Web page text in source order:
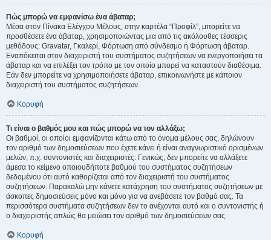
Πώς μπορώ να εμφανίσω ένα άβαταρ;
Μέσα στον Πίνακα Ελέγχου Μέλους, στην καρτέλα “Προφίλ”, μπορείτε να
προσθέσετε ένα άβαταρ, χρησιμοποιώντας μια από τις ακόλουθες τέσσερις
μεθόδους: Gravatar, Γκαλερί, Φόρτωση από σύνδεσμο ή Φόρτωση άβαταρ.
Εναπόκειται στον διαχειριστή του συστήματος συζητήσεων να ενεργοποιήσει τα
άβαταρ και να επιλέξει τον τρόπο με τον οποίο μπορεί να καταστούν διαθέσιμα.
Εάν δεν μπορείτε να χρησιμοποιήσετε άβαταρ, επικοινωνήστε με κάποιον
διαχειριστή του συστήματος συζητήσεων.
Κορυφή
Τι είναι ο βαθμός μου και πώς μπορώ να τον αλλάξω;
Οι βαθμοί, οι οποίοι εμφανίζονται κάτω από το όνομα μέλους σας, δηλώνουν
τον αριθμό των δημοσιεύσεων που έχετε κάνει ή είναι αναγνωριστικό ορισμένων
μελών, π.χ. συντονιστές και διαχειριστές. Γενικώς, δεν μπορείτε να αλλάξετε
άμεσα το κείμενο οποιουδήποτε βαθμού του συστήματος συζητήσεων
δεδομένου ότι αυτό καθορίζεται από τον διαχειριστή του συστήματος
συζητήσεων. Παρακαλώ μην κάνετε κατάχρηση του συστήματος συζητήσεων με
άσκοπες δημοσιεύσεις μόνο και μόνο για να ανεβάσετε τον βαθμό σας. Τα
περισσότερα συστήματα συζητήσεων δεν το ανέχονται αυτό και ο συντονιστής ή
ο διαχειριστής απλώς θα μειώσει τον αριθμό των δημοσιεύσεων σας.
Κορυφή